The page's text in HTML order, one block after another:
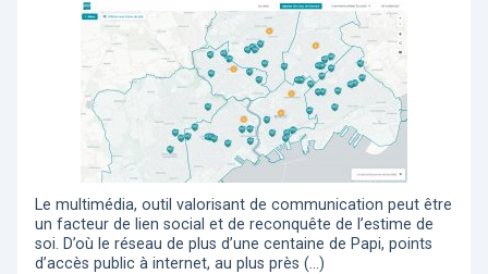
Le multimédia, outil valorisant de communication peut être
un facteur de lien social et de reconquête de l’estime de
soi. D’où le réseau de plus d’une centaine de Papi, points
d’accès public à internet, au plus près (…)